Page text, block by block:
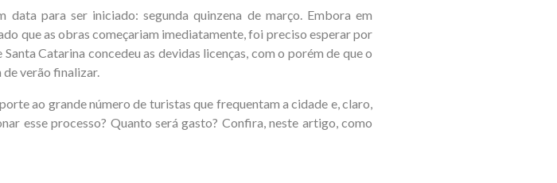
para ser iniciado: segunda quinzena de março. Embora em
que as obras começariam imediatamente, foi preciso esperar por
Catarina concedeu as devidas licenças, com o porém de que o
verão finalizar.
ao grande número de turistas que frequentam a cidade e, claro,
esse processo? Quanto será gasto? Confira, neste artigo, como